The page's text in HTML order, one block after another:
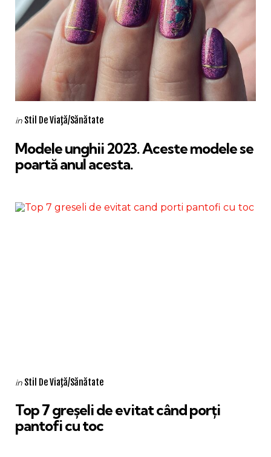
Categories
Posted
in Stil De Viaţă/Sănătate
Modele unghii 2023. Aceste modele se
poartă anul acesta.
Categories
Posted
in Stil De Viaţă/Sănătate
Top 7 greșeli de evitat când porți
pantofi cu toc